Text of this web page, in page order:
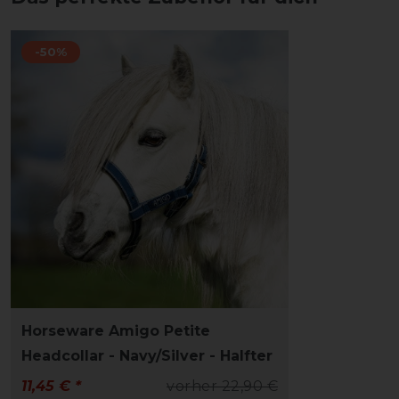
-50%
Horseware Amigo Petite
Headcollar - Navy/Silver - Halfter
vorher 22,90 €
11,45 € *